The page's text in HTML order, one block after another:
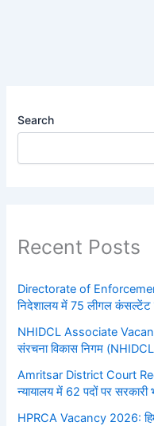
Search
Recent Posts
Directorate of
निदेशालय में 75 लीगल कंसल्टेंट
NHIDCL Associate
संरचना विकास निगम
Amritsar District Court
न्यायालय में 62 पदों पर
HPRCA Vacancy 2026: